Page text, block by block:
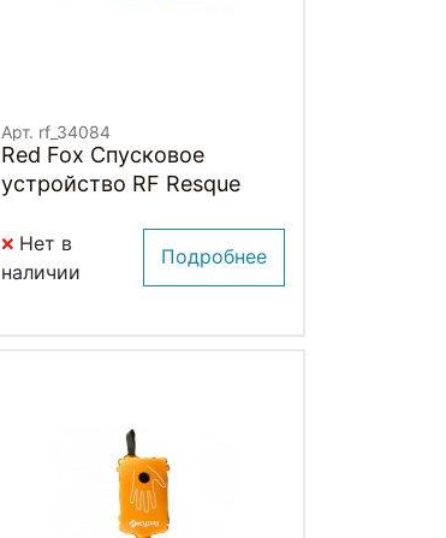
Арт. rf_34084
Red Fox Спусковое
устройство RF Resque
Нет в
наличии
Подробнее